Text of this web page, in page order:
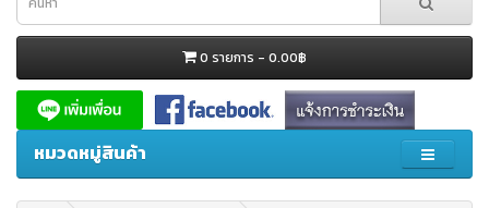
0 รายการ - 0.00฿
หมวดหมู่สินค้า